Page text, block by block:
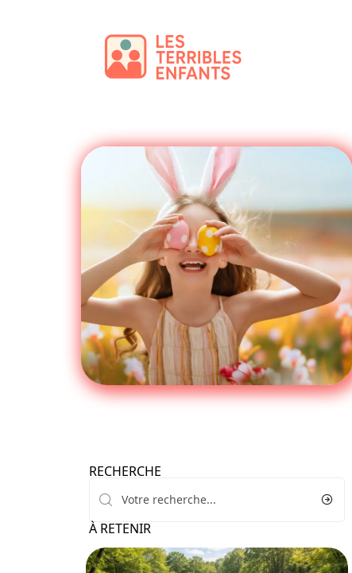
RECHERCHE
À RETENIR